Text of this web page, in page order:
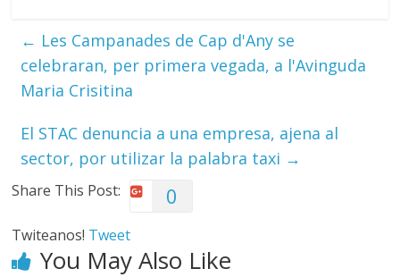
← Les Campanades de Cap d'Any se
celebraran, per primera vegada, a l'Avinguda
Maria Crisitina
El STAC denuncia a una empresa, ajena al
sector, por utilizar la palabra taxi →
Share This Post: 0
Twiteanos! Tweet
You May Also Like